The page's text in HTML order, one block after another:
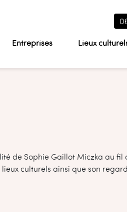
Entreprises Lieux
de Sophie Gaillot Miczka au
culturels ainsi que son